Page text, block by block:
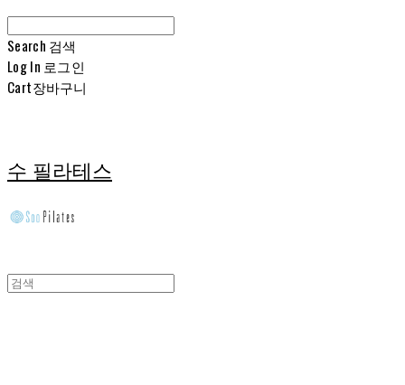
Search 검색
Log In 로그인
Cart장바구니
수 필라테스